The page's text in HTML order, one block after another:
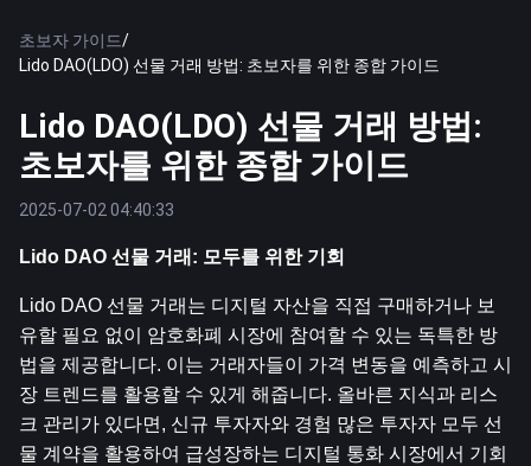
초보자 가이드/
Lido DAO(LDO) 선물 거래 방법: 초보자를 위한 종합 가이드
Lido DAO(LDO) 선물 거래 방법:
초보자를 위한 종합 가이드
2025-07-02 04:40:33
Lido DAO 선물 거래: 모두를 위한 기회
Lido DAO 선물 거래는 디지털 자산을 직접 구매하거나 보
유할 필요 없이 암호화폐 시장에 참여할 수 있는 독특한 방
법을 제공합니다. 이는 거래자들이 가격 변동을 예측하고 시
장 트렌드를 활용할 수 있게 해줍니다. 올바른 지식과 리스
크 관리가 있다면, 신규 투자자와 경험 많은 투자자 모두 선
물 계약을 활용하여 급성장하는 디지털 통화 시장에서 기회